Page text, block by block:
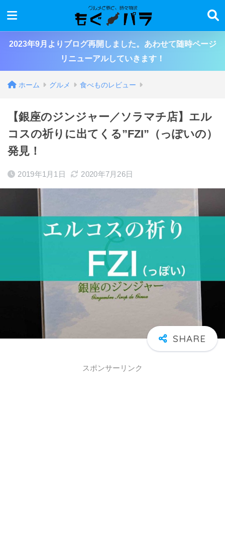
2023年9月よりブログ再開しました。あわせて随時ページ
リニューアルしていきます！
ホーム グルメ 食べものレビュー
【銀座のジンジャー／ソラマチ店】エル
コスの祈りに出てくる”FZI”（っぽいの）
発見！
2019年1月1日 2020年7月26日
スポンサーリンク